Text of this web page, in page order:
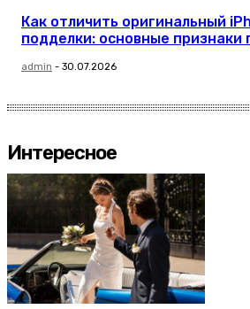
Как отличить оригинальный
подделки: основные признаки
admin - 30.07.2026
Интересное